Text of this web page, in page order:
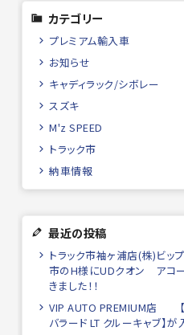
カテゴリー
プレミアム輸入車
お知らせ
キャディラック/シボレー
スズキ
M'z SPEED
トラック市
納車情報
最近の投稿
トラック市袖ヶ浦店(株)ビッ
市のH様にUDクオン アコ
きました！！
VIP AUTO PREMIUM店 【
バラード LT クルーキャブ】が